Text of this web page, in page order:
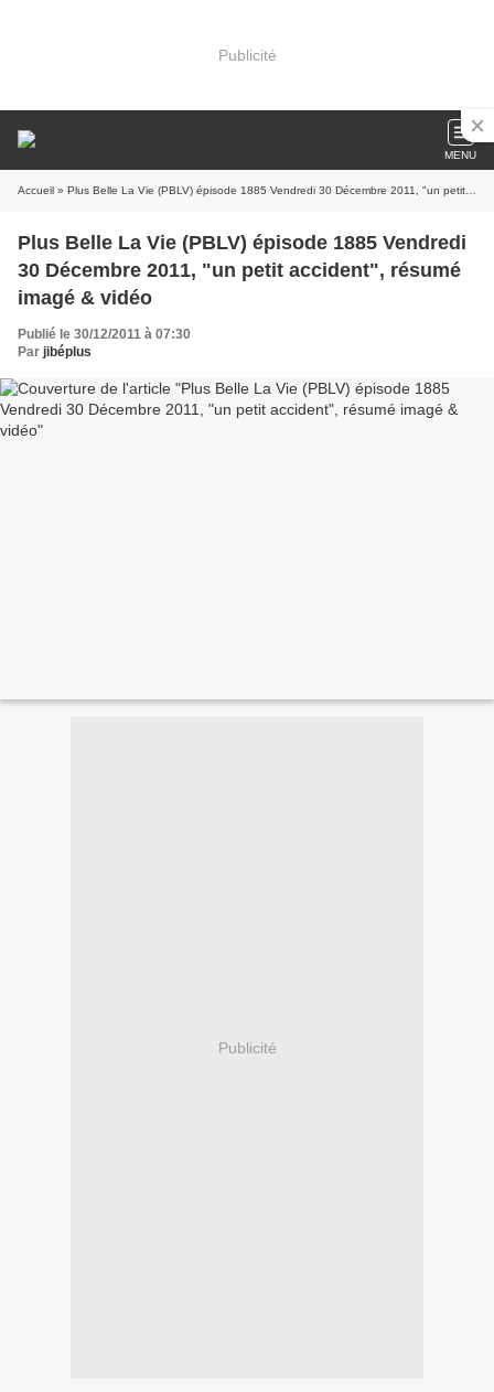
Publicité
MENU
Accueil » Plus Belle La Vie (PBLV) épisode 1885 Vendredi 30 Décembre 2011, "un petit accident", résumé imagé & vidéo
Plus Belle La Vie (PBLV) épisode 1885 Vendredi
30 Décembre 2011, "un petit accident", résumé
imagé & vidéo
Publié le 30/12/2011 à 07:30
Par jibéplus
Publicité